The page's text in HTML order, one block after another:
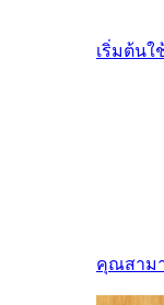
เริ่มต้นใ
คุณสาม